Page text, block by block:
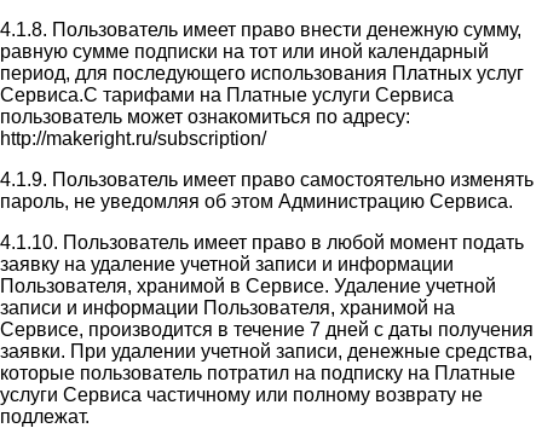
4.1.8. Пользователь имеет право внести денежную сумму,
равную сумме подписки на тот или иной календарный
период, для последующего использования Платных услуг
Сервиса.С тарифами на Платные услуги Сервиса
пользователь может ознакомиться по адресу:
http://makeright.ru/subscription/
4.1.9. Пользователь имеет право самостоятельно изменять
пароль, не уведомляя об этом Администрацию Сервиса.
4.1.10. Пользователь имеет право в любой момент подать
заявку на удаление учетной записи и информации
Пользователя, хранимой в Сервисе. Удаление учетной
записи и информации Пользователя, хранимой на
Сервисе, производится в течение 7 дней с даты получения
заявки. При удалении учетной записи, денежные средства,
которые пользователь потратил на подписку на Платные
услуги Сервиса частичному или полному возврату не
подлежат.